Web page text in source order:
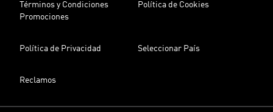
Términos y Condiciones
Promociones
Política de Cookies
Política de Privacidad Seleccionar País
Reclamos